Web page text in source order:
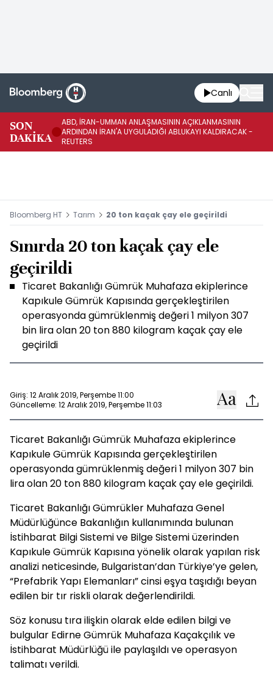
Canlı
SON
DAKİKA
ABD, İRAN-UMMAN ANLAŞMASININ AÇIKLANMASININ
ARDINDAN İRAN'A UYGULADIĞI ABLUKAYI KALDIRACAK -
REUTERS
Bloomberg HT Tarım 20 ton kaçak çay ele geçirildi
Sınırda 20 ton kaçak çay ele
geçirildi
Ticaret Bakanlığı Gümrük Muhafaza ekiplerince
Kapıkule Gümrük Kapısında gerçekleştirilen
operasyonda gümrüklenmiş değeri 1 milyon 307
bin lira olan 20 ton 880 kilogram kaçak çay ele
geçirildi
Giriş: 12 Aralık 2019, Perşembe 11:00
Güncelleme: 12 Aralık 2019, Perşembe 11:03
Ticaret Bakanlığı Gümrük Muhafaza ekiplerince
Kapıkule Gümrük Kapısında gerçekleştirilen
operasyonda gümrüklenmiş değeri 1 milyon 307 bin
lira olan 20 ton 880 kilogram kaçak çay ele geçirildi.
Ticaret Bakanlığı Gümrükler Muhafaza Genel
Müdürlüğünce Bakanlığın kullanımında bulunan
İstihbarat Bilgi Sistemi ve Bilge Sistemi üzerinden
Kapıkule Gümrük Kapısına yönelik olarak yapılan risk
analizi neticesinde, Bulgaristan’dan Türkiye’ye gelen,
“Prefabrik Yapı Elemanları” cinsi eşya taşıdığı beyan
edilen bir tır riskli olarak değerlendirildi.
Söz konusu tıra ilişkin olarak elde edilen bilgi ve
bulgular Edirne Gümrük Muhafaza Kaçakçılık ve
İstihbarat Müdürlüğü ile paylaşıldı ve operasyon
talimatı verildi.